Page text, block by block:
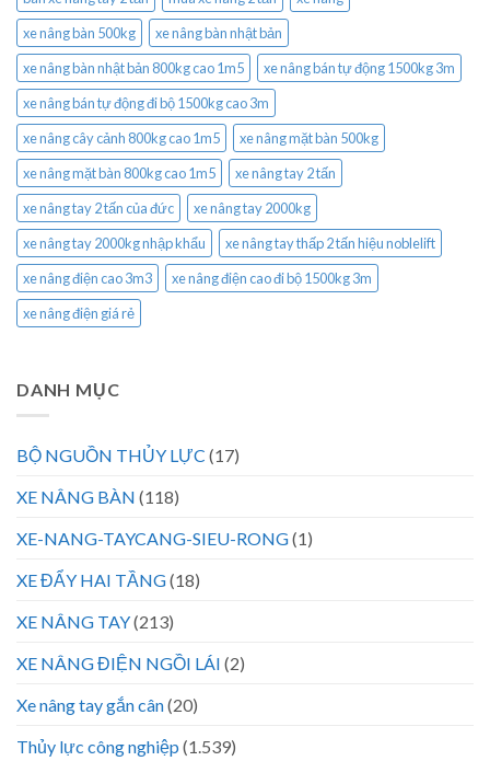
xe nâng bàn 500kg
xe nâng bàn nhật bản
xe nâng bàn nhật bản 800kg cao 1m5
xe nâng bán tự động 1500kg 3m
xe nâng bán tự động đi bộ 1500kg cao 3m
xe nâng cây cảnh 800kg cao 1m5
xe nâng mặt bàn 500kg
xe nâng mặt bàn 800kg cao 1m5
xe nâng tay 2 tấn
xe nâng tay 2 tấn của đức
xe nâng tay 2000kg
xe nâng tay 2000kg nhập khẩu
xe nâng tay thấp 2 tấn hiệu noblelift
xe nâng điện cao 3m3
xe nâng điện cao đi bộ 1500kg 3m
xe nâng điện giá rẻ
DANH MỤC
BỘ NGUỒN THỦY LỰC (17)
XE NÂNG BÀN (118)
XE-NANG-TAYCANG-SIEU-RONG(1)
XE ĐẨY HAI TẦNG(18)
XE NÂNG TAY(213)
XE NÂNG ĐIỆN NGỒI LÁI (2)
Xe nâng tay gắn cân(20)
Thủy lực công nghiệp (1.539)